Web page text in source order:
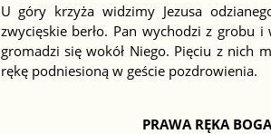
U góry krzyża widzimy Jezusa
zwycięskie berło. Pan wychodzi z grobu
gromadzi się wokół Niego. Pięciu z nich
rękę podniesioną w geście pozdrowienia.
PRAWA RĘKA BOGA